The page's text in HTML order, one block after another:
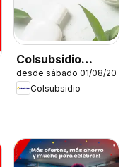
Colsubsidio
catálogo
desde sábado 01/08/2026
Colsubsidio